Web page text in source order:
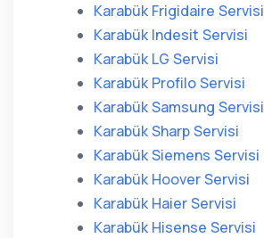
Karabük Frigidaire Servisi
Karabük Indesit Servisi
Karabük LG Servisi
Karabük Profilo Servisi
Karabük Samsung Servisi
Karabük Sharp Servisi
Karabük Siemens Servisi
Karabük Hoover Servisi
Karabük Haier Servisi
Karabük Hisense Servisi